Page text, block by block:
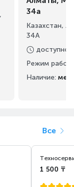
34а
Казахстан,
34А
доступно
Режим
Наличие:
Все
1 500 ₸